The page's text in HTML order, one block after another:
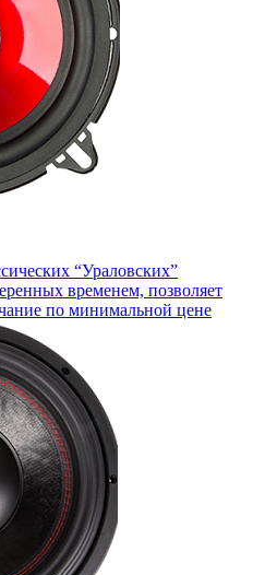
“Ураловских”
временем, позволяет
по минимальной цене